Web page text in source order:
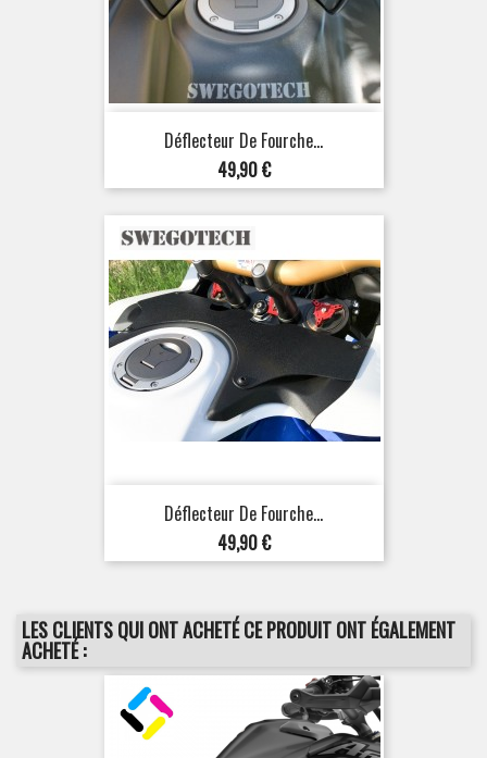
Déflecteur De Fourche...
Prix
49,90 €
Déflecteur De Fourche...
Prix
49,90 €
LES CLIENTS QUI ONT ACHETÉ CE PRODUIT ONT ÉGALEMENT
ACHETÉ :